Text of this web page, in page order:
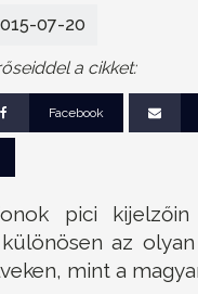
07-20
a cikket:
Facebook
pici kijelzőin
az
mint a